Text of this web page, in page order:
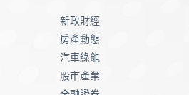
新政財經
房產動態
汽車綠能
股市產業